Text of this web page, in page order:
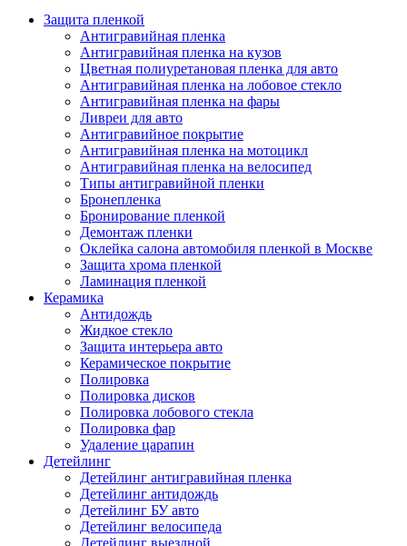
Защита пленкой
Антигравийная пленка
Антигравийная пленка на кузов
Цветная полиуретановая пленка для авто
Антигравийная пленка на лобовое стекло
Антигравийная пленка на фары
Ливреи для авто
Антигравийное покрытие
Антигравийная пленка на мотоцикл
Антигравийная пленка на велосипед
Типы антигравийной пленки
Бронепленка
Бронирование пленкой
Демонтаж пленки
Оклейка салона автомобиля пленкой в Москве
Защита хрома пленкой
Ламинация пленкой
Керамика
Антидождь
Жидкое стекло
Защита интерьера авто
Керамическое покрытие
Полировка
Полировка дисков
Полировка лобового стекла
Полировка фар
Удаление царапин
Детейлинг
Детейлинг антигравийная пленка
Детейлинг антидождь
Детейлинг БУ авто
Детейлинг велосипеда
Детейлинг выездной